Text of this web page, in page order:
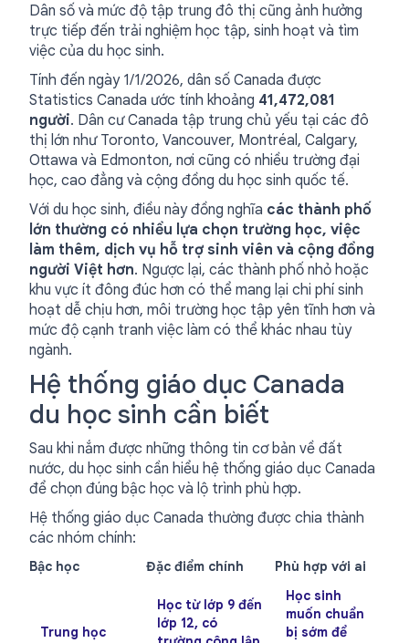
Dân số và mức độ tập trung đô thị cũng ảnh hưởng
trực tiếp đến trải nghiệm học tập, sinh hoạt và tìm
việc của du học sinh.
Tính đến ngày 1/1/2026, dân số Canada được
Statistics Canada ước tính khoảng 41,472,081
người. Dân cư Canada tập trung chủ yếu tại các đô
thị lớn như Toronto, Vancouver, Montréal, Calgary,
Ottawa và Edmonton, nơi cũng có nhiều trường đại
học, cao đẳng và cộng đồng du học sinh quốc tế.
Với du học sinh, điều này đồng nghĩa các thành phố
lớn thường có nhiều lựa chọn trường học, việc
làm thêm, dịch vụ hỗ trợ sinh viên và cộng đồng
người Việt hơn. Ngược lại, các thành phố nhỏ hoặc
khu vực ít đông đúc hơn có thể mang lại chi phí sinh
hoạt dễ chịu hơn, môi trường học tập yên tĩnh hơn và
mức độ cạnh tranh việc làm có thể khác nhau tùy
ngành.
Hệ thống giáo dục Canada
du học sinh cần biết
Sau khi nắm được những thông tin cơ bản về đất
nước, du học sinh cần hiểu hệ thống giáo dục Canada
để chọn đúng bậc học và lộ trình phù hợp.
Hệ thống giáo dục Canada thường được chia thành
các nhóm chính:
Bậc học Đặc điểm chính Phù hợp với ai
Trung học
Học từ lớp 9 đến
lớp 12, có
Học sinh
muốn chuẩn
bị sớm để